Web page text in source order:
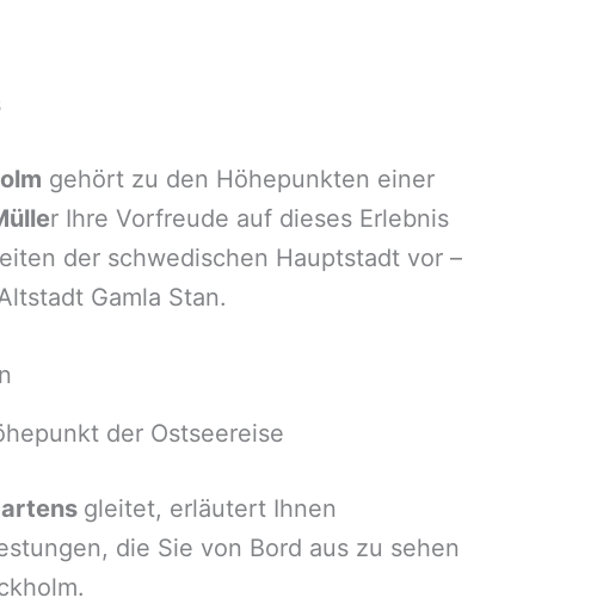
gehört zu den Höhepunkten einer
r Ihre Vorfreude auf dieses Erlebnis
der schwedischen Hauptstadt vor –
Gamla Stan.
der Ostseereise
gleitet, erläutert Ihnen
die Sie von Bord aus zu sehen